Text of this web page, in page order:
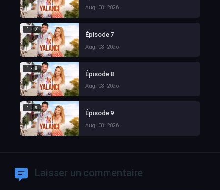
Aug. 08, 2026
1 - 7
Épisode 7
Aug. 08, 2026
1 - 8
Épisode 8
Aug. 08, 2026
1 - 9
Épisode 9
Aug. 08, 2026
Laisser un commentaire